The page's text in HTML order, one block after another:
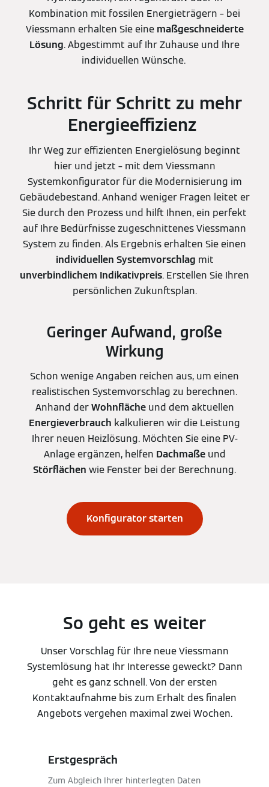
Kombination mit fossilen Energieträgern – bei
Viessmann erhalten Sie eine maßgeschneiderte
Lösung. Abgestimmt auf Ihr Zuhause und Ihre
individuellen Wünsche.
Schritt für Schritt zu mehr
Energieeffizienz
Ihr Weg zur effizienten Energielösung beginnt
hier und jetzt – mit dem Viessmann
Systemkonfigurator für die Modernisierung im
Gebäudebestand. Anhand weniger Fragen leitet er
Sie durch den Prozess und hilft Ihnen, ein perfekt
auf Ihre Bedürfnisse zugeschnittenes Viessmann
System zu finden. Als Ergebnis erhalten Sie einen
individuellen Systemvorschlag mit
unverbindlichem Indikativpreis. Erstellen Sie Ihren
persönlichen Zukunftsplan.
Geringer Aufwand, große
Wirkung
Schon wenige Angaben reichen aus, um einen
realistischen Systemvorschlag zu berechnen.
Anhand derWohnflächeund dem aktuellen
Energieverbrauch kalkulieren wir die Leistung
Ihrer neuen Heizlösung. Möchten Sie eine PV-
Anlage ergänzen, helfen Dachmaßeund
Störflächen wie Fenster bei der Berechnung.
Konfigurator starten
So geht es weiter
Unser Vorschlag für Ihre neue Viessmann
Systemlösung hat Ihr Interesse geweckt? Dann
geht es ganz schnell. Von der ersten
Kontaktaufnahme bis zum Erhalt des finalen
Angebots vergehen maximal zwei Wochen.
Erstgespräch
Zum Abgleich Ihrer hinterlegten Daten